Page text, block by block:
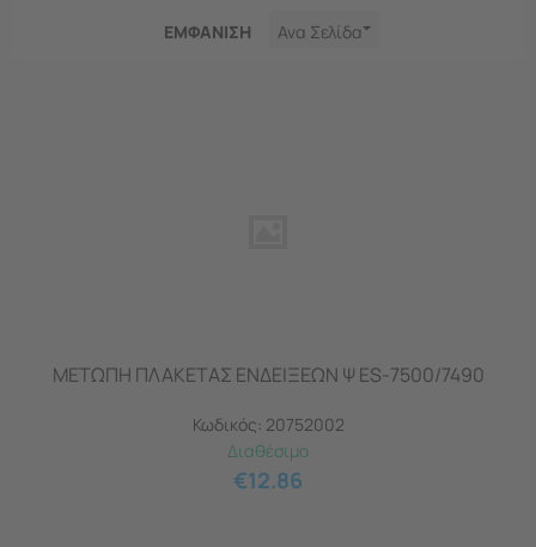
ΕΜΦΑNΙΣΗ Ανα Σελίδα
ΜΕΤΩΠΗ ΠΛΑΚΕΤΑΣ ΕΝΔΕΙΞΕΩΝ Ψ ES-7500/7490
Κωδικός: 20752002
Διαθέσιμο
€12.86